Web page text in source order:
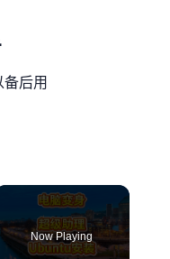
后用
Now Playing